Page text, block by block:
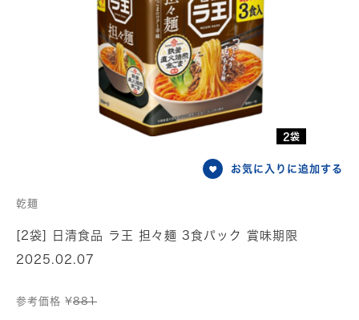
2袋
お気に入りに追加する
乾麺
[2袋] 日清食品 ラ王 担々麺 3食パック 賞味期限
2025.02.07
参考価格 ¥881